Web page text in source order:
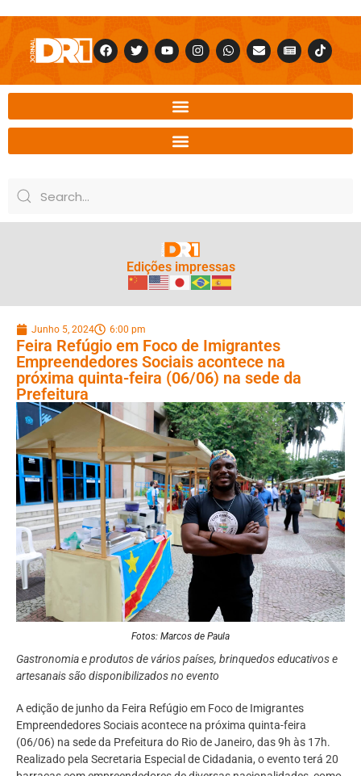
Edições impressas
Junho 5, 2024 6:00 pm
Feira Refúgio em Foco de Imigrantes
Empreendedores Sociais acontece na
próxima quinta-feira (06/06) na sede da
Prefeitura
Fotos: Marcos de Paula
Gastronomia e produtos de vários países, brinquedos educativos e
artesanais são disponibilizados no evento
A edição de junho da Feira Refúgio em Foco de Imigrantes
Empreendedores Sociais acontece na próxima quinta-feira
(06/06) na sede da Prefeitura do Rio de Janeiro, das 9h às 17h.
Realizado pela Secretaria Especial de Cidadania, o evento terá 20